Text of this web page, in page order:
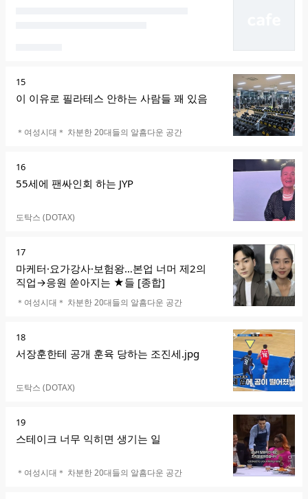
순
위
15
이 이유로 필라테스 안하는 사람들 꽤 있음
카페명
＊여성시대＊ 차분한 20대들의 알흠다운 공간
순
위
16
55세에 팬싸인회 하는 JYP
카페명
도탁스 (DOTAX)
순
위
17
마케터·요가강사·보험왕…본업 너머 제2의
직업→응원 쏟아지는 ★들 [종합]
카페명
＊여성시대＊ 차분한 20대들의 알흠다운 공간
순
위
18
서장훈한테 공개 훈육 당하는 조진세.jpg
카페명
도탁스 (DOTAX)
순
위
19
스테이크 너무 익히면 생기는 일
카페명
＊여성시대＊ 차분한 20대들의 알흠다운 공간